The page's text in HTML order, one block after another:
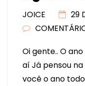
JOICE
29
Oi gente.. O
aí Já pensou
você o ano